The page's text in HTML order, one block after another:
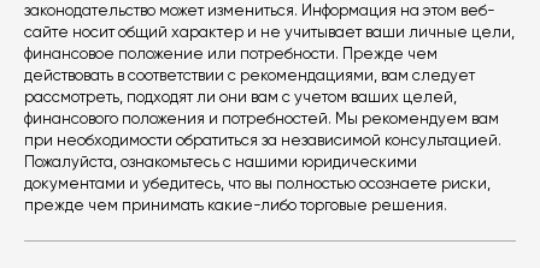
законодательство может измениться. Информация на этом веб-
сайте носит общий характер и не учитывает ваши личные цели,
финансовое положение или потребности. Прежде чем
действовать в соответствии с рекомендациями, вам следует
рассмотреть, подходят ли они вам с учетом ваших целей,
финансового положения и потребностей. Мы рекомендуем вам
при необходимости обратиться за независимой консультацией.
Пожалуйста, ознакомьтесь с нашими юридическими
документами и убедитесь, что вы полностью осознаете риски,
прежде чем принимать какие-либо торговые решения.